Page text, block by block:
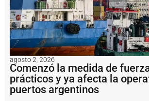
l
a
C
o
n
s
ti
t
u
c
agosto 2, 2026
Comenzó la medida de
prácticos y ya afecta la
puertos argentinos